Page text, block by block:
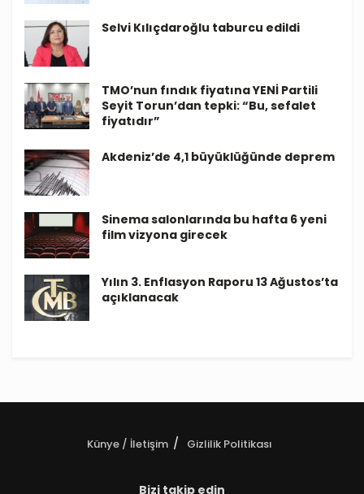
Selvi Kılıçdaroğlu taburcu edildi
TMO’nun fındık fiyatına YENİ Partili
Seyit Torun’dan tepki: “Bu, sefalet
fiyatıdır”
Akdeniz’de 4,1 büyüklüğünde deprem
Sinema salonlarında bu hafta 6 yeni
film vizyona girecek
Yılın 3. Enflasyon Raporu 13 Ağustos’ta
açıklanacak
Künye / İletişim Gizlilik Politikası
Bizi takip edin